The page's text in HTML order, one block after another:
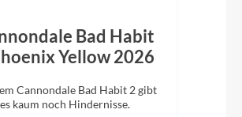
Bad Habit
Yellow 2026
Cannondale Bad Habit 2 gibt
es kaum noch Hindernisse.